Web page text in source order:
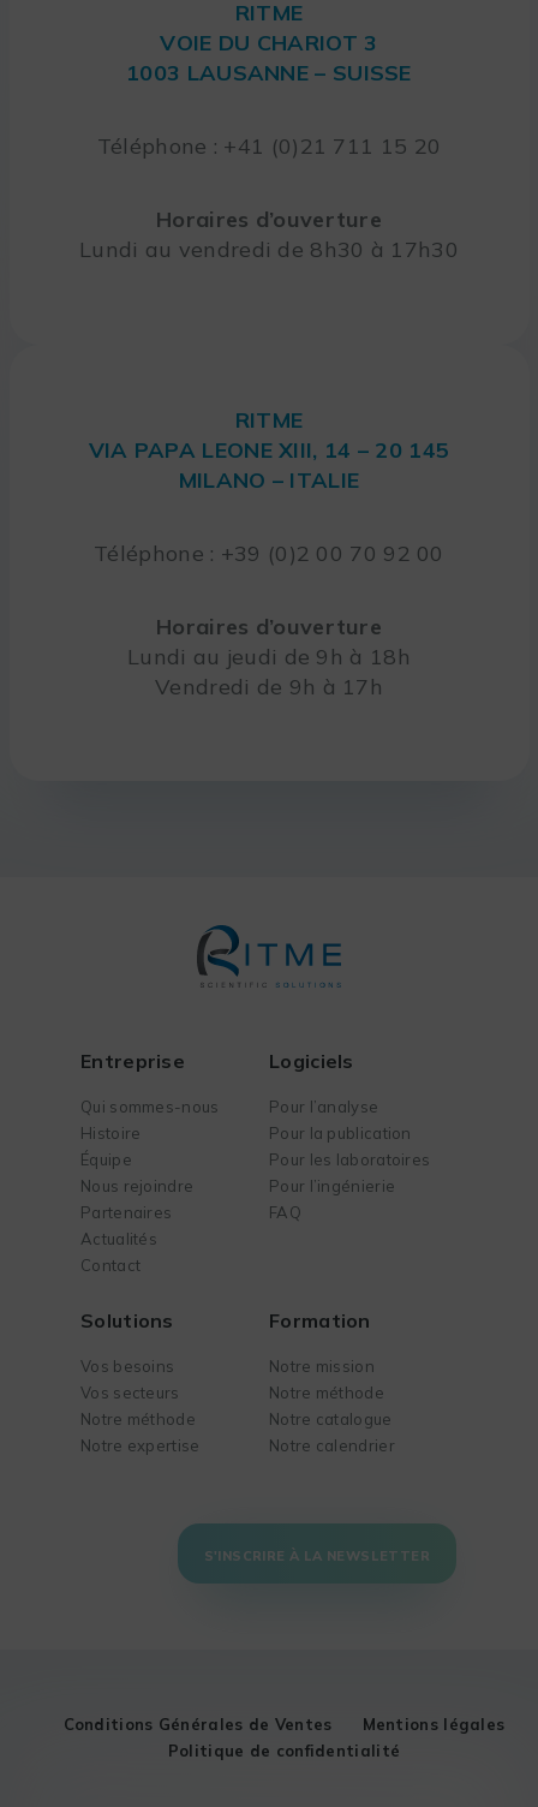
RITME
VOIE DU CHARIOT 3
1003 LAUSANNE – SUISSE
Téléphone : +41 (0)21 711 15 20
Horaires d’ouverture
Lundi au vendredi de 8h30 à 17h30
RITME
VIA PAPA LEONE XIII, 14 – 20 145
MILANO – ITALIE
Téléphone : +39 (0)2 00 70 92 00
Horaires d’ouverture
Lundi au jeudi de 9h à 18h
Vendredi de 9h à 17h
Entreprise
Qui sommes-nous
Histoire
Équipe
Nous rejoindre
Partenaires
Actualités
Contact
Logiciels
Pour l’analyse
Pour la publication
Pour les laboratoires
Pour l’ingénierie
FAQ
Solutions
Vos besoins
Vos secteurs
Notre méthode
Notre expertise
Formation
Notre mission
Notre méthode
Notre catalogue
Notre calendrier
S'INSCRIRE À LA NEWSLETTER
Conditions Générales de Ventes
Mentions légales
Politique de confidentialité